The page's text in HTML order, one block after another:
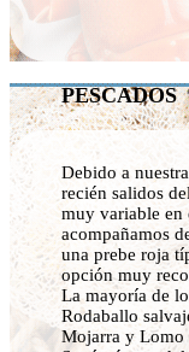
PESCADOS
Debido a
recién salidos
muy variable en
acompañamos
una prebe roja
opción muy
La mayoría de
Rodaballo
Mojarra y Lomo